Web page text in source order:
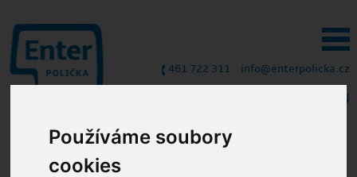
Používáme soubory
cookies
461 722 311 info@enterpolicka.cz
EN